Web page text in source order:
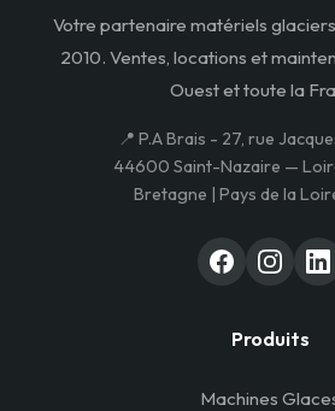
Votre partenaire matériels
2010. Ventes, locations et
Ouest et toute la
📍 P.A Brais - 27, rue
44600 Saint-Nazaire —
Bretagne | Pays de la
Produits
Machines